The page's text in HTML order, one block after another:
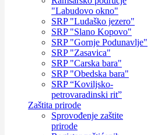
"Labudovo okno"
SRP "Ludaško jezero"
SRP "Slano Kopovo"
SRP "Gornje Podunavlje"
SRP "Zasavica"
SRP "Carska bara"
SRP "Obedska bara"
SRP “Koviljsko-
petrovaradinski rit”
Zaštita prirode
Sprovođenje zaštite
prirode